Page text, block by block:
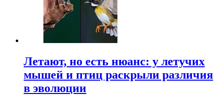
Летают, но есть нюанс: у летучих
мышей и птиц раскрыли различия
в эволюции